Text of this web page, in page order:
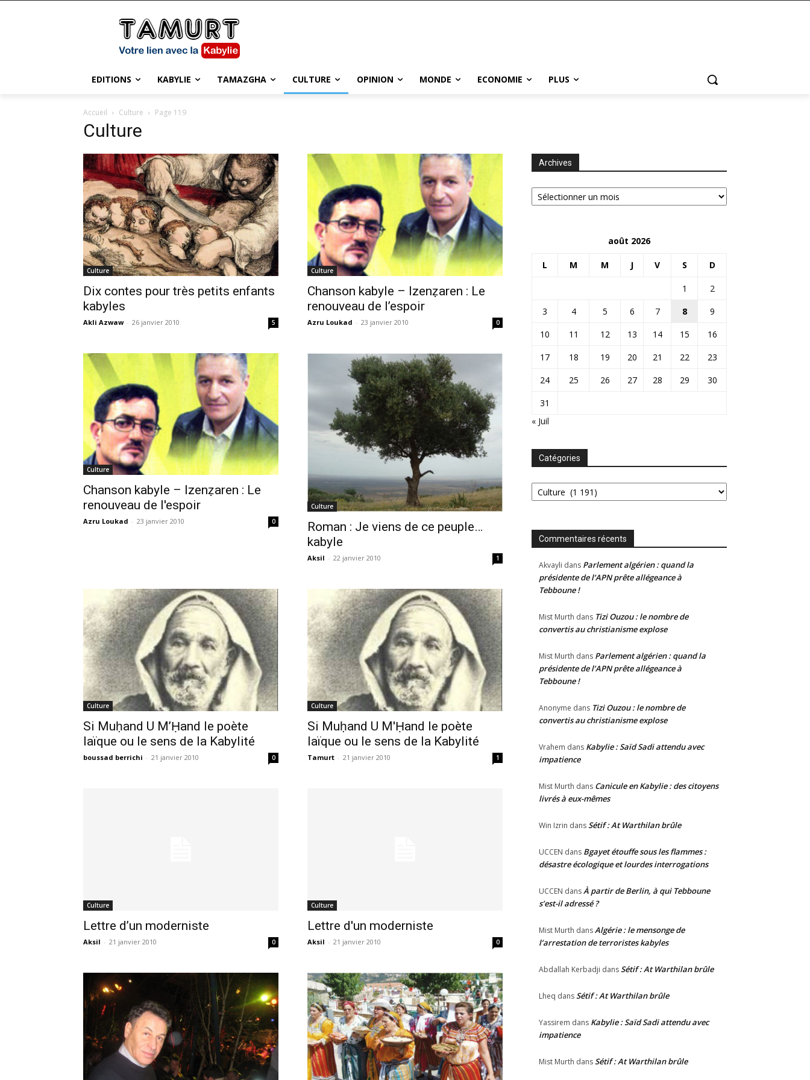
EDITIONS KABYLIE TAMAZGHA CULTURE OPINION MONDE ECONOMIE PLUS
Accueil Culture Page 119
Culture
Culture
Dix contes pour très petits enfants
kabyles
Akli Azwaw - 26 janvier 2010 5
Culture
Chanson kabyle – Izenẓaren : Le
renouveau de l’espoir
Azru Loukad - 23 janvier 2010 0
Culture
Chanson kabyle – Izenẓaren : Le
renouveau de l'espoir
Azru Loukad - 23 janvier 2010 0
Culture
Roman : Je viens de ce peuple…
kabyle
Aksil - 22 janvier 2010 1
Culture
Si Muḥand U M’Ḥand le poète
laïque ou le sens de la Kabylité
boussad berrichi - 21 janvier 2010 0
Culture
Si Muḥand U M'Ḥand le poète
laïque ou le sens de la Kabylité
Tamurt - 21 janvier 2010 1
Culture
Lettre d’un moderniste
Aksil - 21 janvier 2010 0
Culture
Lettre d'un moderniste
Aksil - 21 janvier 2010 0
Archives
Archives
août 2026
L M M J V S D
1
2
3
4 5 6 7 8
9
10
11 12 13 14 15
16
17
18 19 20 21 22
23
24
25 26 27 28 29
30
31
« Juil
Catégories
Catégories
Commentaires récents
Akvayli dans Parlement algérien : quand la
présidente de l’APN prête allégeance à
Tebboune !
Mist Murth dans Tizi Ouzou : le nombre de
convertis au christianisme explose
Mist Murth dans Parlement algérien : quand la
présidente de l’APN prête allégeance à
Tebboune !
Anonyme dans Tizi Ouzou : le nombre de
convertis au christianisme explose
Vrahem dans Kabylie : Saïd Sadi attendu avec
impatience
Mist Murth dans Canicule en Kabylie : des citoyens
livrés à eux-mêmes
Win Izrin dansSétif : At Warthilan brûle
UCCEN dans Bgayet étouffe sous les flammes :
désastre écologique et lourdes interrogations
UCCEN dansÀ partir de Berlin, à qui Tebboune
s’est-il adressé ?
Mist Murth dansAlgérie : le mensonge de
l’arrestation de terroristes kabyles
Abdallah Kerbadji dansSétif : At Warthilan brûle
Lheq dansSétif : At Warthilan brûle
Yassirem dans Kabylie : Saïd Sadi attendu avec
impatience
Mist Murth dansSétif : At Warthilan brûle